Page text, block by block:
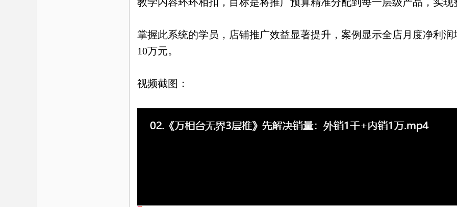
掌握此系统的学员，店铺推广效益显著提升，案例显示全店月度净利润
10万元。
视频截图：